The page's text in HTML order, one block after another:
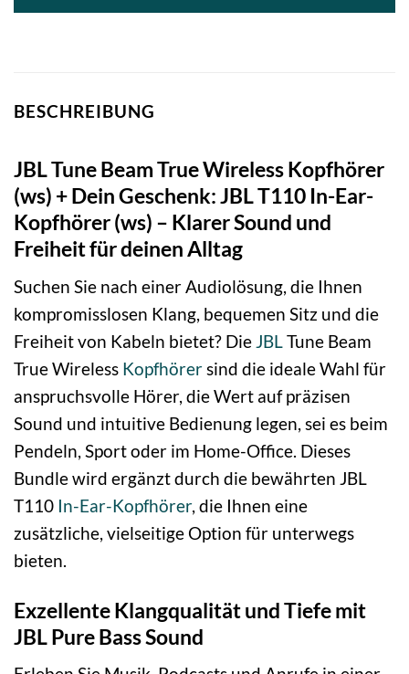
BESCHREIBUNG
JBL Tune Beam True Wireless Kopfhörer
(ws) + Dein Geschenk: JBL T110 In-Ear-
Kopfhörer (ws) – Klarer Sound und
Freiheit für deinen Alltag
Suchen Sie nach einer Audiolösung, die Ihnen
kompromisslosen Klang, bequemen Sitz und die
Freiheit von Kabeln bietet? Die JBLTune Beam
True Wireless Kopfhörersind die ideale Wahl für
anspruchsvolle Hörer, die Wert auf präzisen
Sound und intuitive Bedienung legen, sei es beim
Pendeln, Sport oder im Home-Office. Dieses
Bundle wird ergänzt durch die bewährten JBL
T110 In-Ear-Kopfhörer, die Ihnen eine
zusätzliche, vielseitige Option für unterwegs
bieten.
Exzellente Klangqualität und Tiefe mit
JBL Pure Bass Sound